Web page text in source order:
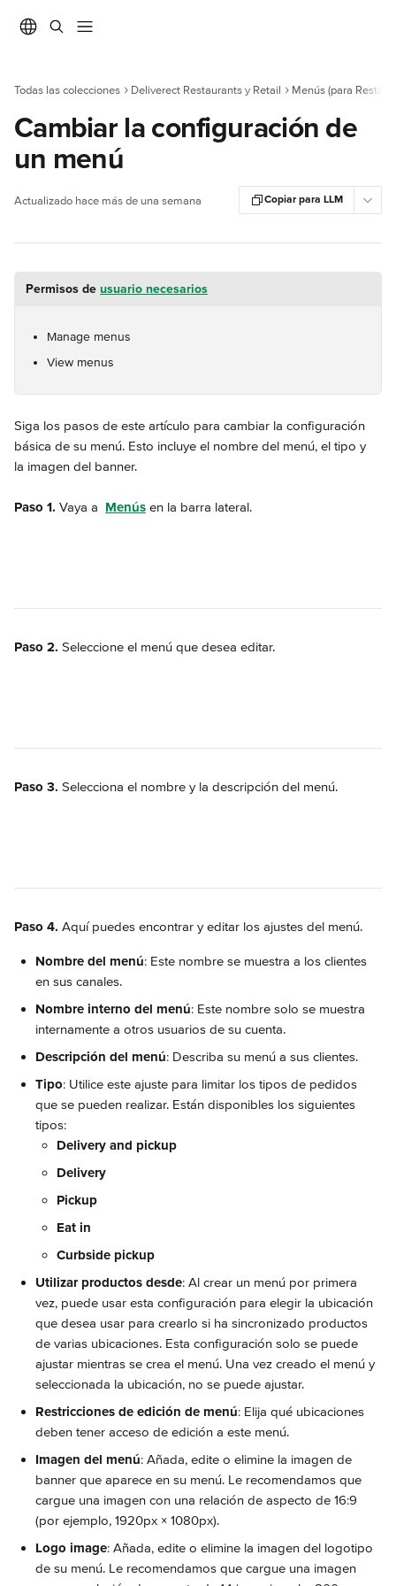
Todas las colecciones Deliverect Restaurants y Retail Menús (para
Cambiar la configuración de
un menú
Actualizado hace más de una semana Copiar para LLM
Permisos de usuario necesarios
Manage menus
View menus
Siga los pasos de este artículo para cambiar la configuración
básica de su menú. Esto incluye el nombre del menú, el tipo y
la imagen del banner.
Paso 1. Vaya a Menús en la barra lateral.
Paso 2. Seleccione el menú que desea editar.
Paso 3. Selecciona el nombre y la descripción del menú.
Paso 4. Aquí puedes encontrar y editar los ajustes del menú.
Nombre del menú: Este nombre se muestra a los clientes
en sus canales.
Nombre interno del menú: Este nombre solo se muestra
internamente a otros usuarios de su cuenta.
Descripción del menú: Describa su menú a sus clientes.
Tipo: Utilice este ajuste para limitar los tipos de pedidos
que se pueden realizar. Están disponibles los siguientes
tipos:
Delivery and pickup
Delivery
Pickup
Eat in
Curbside pickup
Utilizar productos desde: Al crear un menú por primera
vez, puede usar esta configuración para elegir la ubicación
que desea usar para crearlo si ha sincronizado productos
de varias ubicaciones. Esta configuración solo se puede
ajustar mientras se crea el menú. Una vez creado el menú y
seleccionada la ubicación, no se puede ajustar.
Restricciones de edición de menú: Elija qué ubicaciones
deben tener acceso de edición a este menú.
Imagen del menú: Añada, edite o elimine la imagen de
banner que aparece en su menú. Le recomendamos que
cargue una imagen con una relación de aspecto de 16:9
(por ejemplo, 1920px × 1080px).
Logo image: Añada, edite o elimine la imagen del logotipo
de su menú. Le recomendamos que cargue una imagen